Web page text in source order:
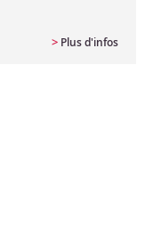
> Plus d'infos